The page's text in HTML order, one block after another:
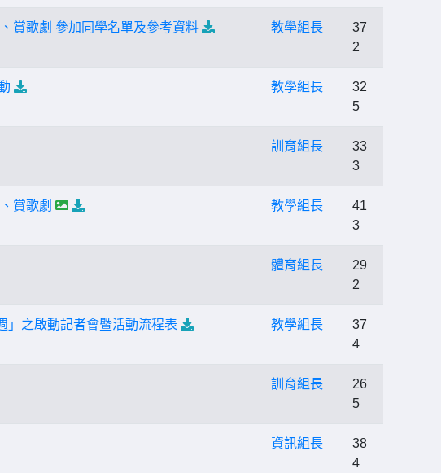
賞歌劇 參加同學名單及參考資料 教學組長
37
2
教學組長
32
5
訓育組長
33
3
賞歌劇 教學組長
41
3
體育組長
29
2
」之啟動記者會暨活動流程表 教學組長
37
4
訓育組長
26
5
資訊組長
38
4